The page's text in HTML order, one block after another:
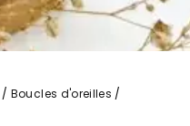
Boucles d'oreilles